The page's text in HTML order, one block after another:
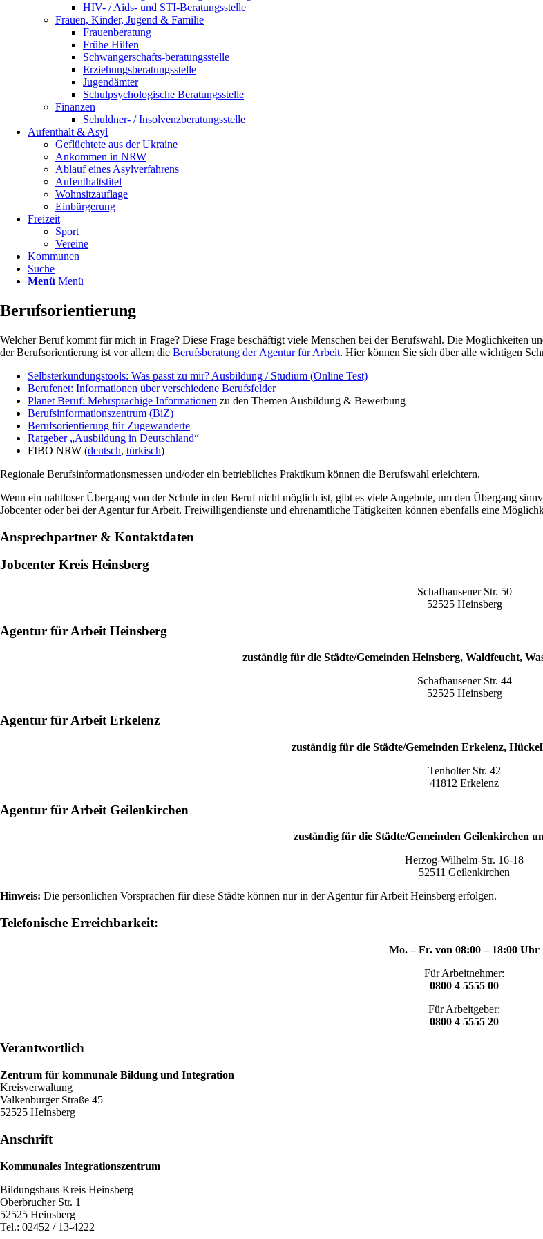
HIV- / Aids- und STI-Beratungsstelle
Frauen, Kinder, Jugend & Familie
Frauenberatung
Frühe Hilfen
Schwangerschafts-beratungsstelle
Erziehungsberatungsstelle
Jugendämter
Schulpsychologische Beratungsstelle
Finanzen
Schuldner- / Insolvenzberatungsstelle
Aufenthalt & Asyl
Geflüchtete aus der Ukraine
Ankommen in NRW
Ablauf eines Asylverfahrens
Aufenthaltstitel
Wohnsitzauflage
Einbürgerung
Freizeit
Sport
Vereine
Kommunen
Suche
Menü Menü
Berufsorientierung
Welcher Beruf kommt für mich in Frage? Diese Frage beschäftigt viele Menschen bei der Berufswahl. Die Möglichkeiten
der Berufsorientierung ist vor allem die Berufsberatung der Agentur für Arbeit. Hier können Sie sich über alle wichtigen
Selbsterkundungstools: Was passt zu mir? Ausbildung / Studium (Online Test)
Berufenet: Informationen über verschiedene Berufsfelder
Planet Beruf: Mehrsprachige Informationen zu den Themen Ausbildung & Bewerbung
Berufsinformationszentrum (BiZ)
Berufsorientierung für Zugewanderte
Ratgeber „Ausbildung in Deutschland“
FIBO NRW (deutsch, türkisch)
Regionale Berufsinformationsmessen und/oder ein betriebliches Praktikum können die Berufswahl erleichtern.
Wenn ein nahtloser Übergang von der Schule in den Beruf nicht möglich ist, gibt es viele Angebote, um den Übergang
Jobcenter oder bei der Agentur für Arbeit. Freiwilligendienste und ehrenamtliche Tätigkeiten können ebenfalls eine
Ansprechpartner & Kontaktdaten
Jobcenter Kreis Heinsberg
Schafhausener Str. 50
52525 Heinsberg
Agentur für Arbeit Heinsberg
zuständig für die Städte/Gemeinden Heinsberg, Waldfeucht,
Schafhausener Str. 44
52525 Heinsberg
Agentur für Arbeit Erkelenz
zuständig für die Städte/Gemeinden Erkelenz,
Tenholter Str. 42
41812 Erkelenz
Agentur für Arbeit Geilenkirchen
zuständig für die Städte/Gemeinden Geilenkirchen
Herzog-Wilhelm-Str. 16-18
52511 Geilenkirchen
Hinweis: Die persönlichen Vorsprachen für diese Städte können nur in der Agentur für Arbeit Heinsberg erfolgen.
Telefonische Erreichbarkeit:
Mo. – Fr. von 08:00 – 18:00 Uhr
Für Arbeitnehmer:
0800 4 5555 00
Für Arbeitgeber:
0800 4 5555 20
Verantwortlich
Zentrum für kommunale Bildung und Integration
Kreisverwaltung
Valkenburger Straße 45
52525 Heinsberg
Anschrift
Kommunales Integrationszentrum
Bildungshaus Kreis Heinsberg
Oberbrucher Str. 1
52525 Heinsberg
Tel.: 02452 / 13-4222